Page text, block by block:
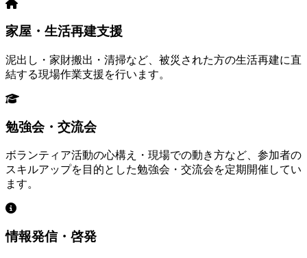
家屋・生活再建支援
泥出し・家財搬出・清掃など、被災された方の生活再建に直
結する現場作業支援を行います。
勉強会・交流会
ボランティア活動の心構え・現場での動き方など、参加者の
スキルアップを目的とした勉強会・交流会を定期開催してい
ます。
情報発信・啓発